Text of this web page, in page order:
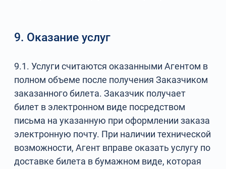
9. Оказание услуг
9.1. Услуги считаются оказанными Агентом в
полном объеме после получения Заказчиком
заказанного билета. Заказчик получает
билет в электронном виде посредством
письма на указанную при оформлении заказа
электронную почту. При наличии технической
возможности, Агент вправе оказать услугу по
доставке билета в бумажном виде, которая